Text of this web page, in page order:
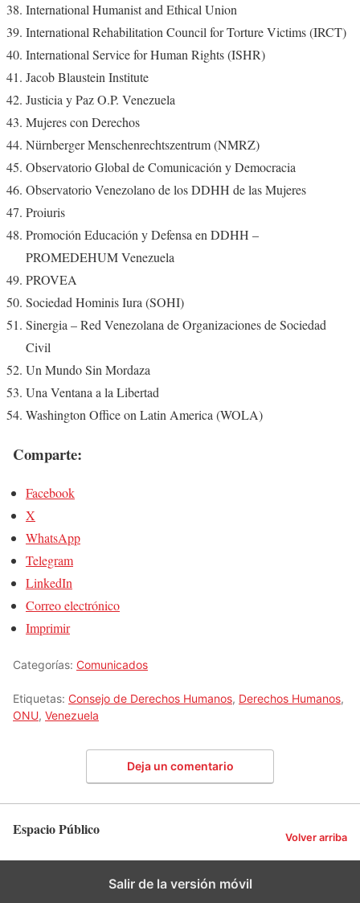
International Humanist and Ethical Union
International Rehabilitation Council for Torture Victims (IRCT)
International Service for Human Rights (ISHR)
Jacob Blaustein Institute
Justicia y Paz O.P. Venezuela
Mujeres con Derechos
Nürnberger Menschenrechtszentrum (NMRZ)
Observatorio Global de Comunicación y Democracia
Observatorio Venezolano de los DDHH de las Mujeres
Proiuris
Promoción Educación y Defensa en DDHH –
PROMEDEHUM Venezuela
PROVEA
Sociedad Hominis Iura (SOHI)
Sinergia – Red Venezolana de Organizaciones de Sociedad
Civil
Un Mundo Sin Mordaza
Una Ventana a la Libertad
Washington Office on Latin America (WOLA)
Comparte:
Facebook
X
WhatsApp
Telegram
LinkedIn
Correo electrónico
Imprimir
Categorías: Comunicados
Etiquetas: Consejo de Derechos Humanos, Derechos Humanos,
ONU, Venezuela
Deja un comentario
Espacio Público Volver arriba
Salir de la versión móvil